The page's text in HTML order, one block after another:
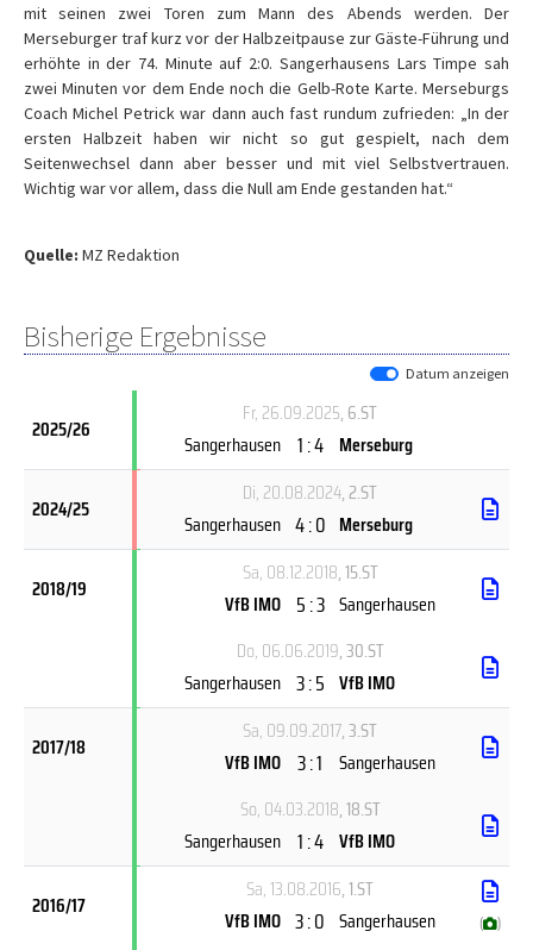
mit seinen zwei Toren zum Mann des Abends werden. Der
Merseburger traf kurz vor der Halbzeitpause zur Gäste-Führung und
erhöhte in der 74. Minute auf 2:0. Sangerhausens Lars Timpe sah
zwei Minuten vor dem Ende noch die Gelb-Rote Karte. Merseburgs
Coach Michel Petrick war dann auch fast rundum zufrieden: „In der
ersten Halbzeit haben wir nicht so gut gespielt, nach dem
Seitenwechsel dann aber besser und mit viel Selbstvertrauen.
Wichtig war vor allem, dass die Null am Ende gestanden hat.“
Quelle: MZ Redaktion
Bisherige Ergebnisse
Datum anzeigen
2025/26
Fr, 26.09.2025, 6.ST
Sangerhausen 1 : 4 Merseburg
2024/25
Di, 20.08.2024, 2.ST
Sangerhausen 4 : 0 Merseburg
2018/19
Sa, 08.12.2018, 15.ST
VfB IMO 5 : 3 Sangerhausen
Do, 06.06.2019, 30.ST
Sangerhausen 3 : 5 VfB IMO
2017/18
Sa, 09.09.2017, 3.ST
VfB IMO 3 : 1 Sangerhausen
So, 04.03.2018, 18.ST
Sangerhausen 1 : 4 VfB IMO
2016/17
Sa, 13.08.2016, 1.ST
VfB IMO 3 : 0 Sangerhausen ( )